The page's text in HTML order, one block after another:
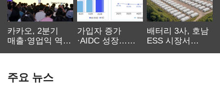
카카오, 2분기
매출·영업익 역대
가입자 증가
·AIDC 성장…
배터리 3사, 호남
ESS 시장서
주요 뉴스